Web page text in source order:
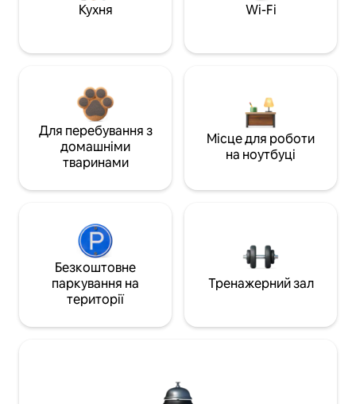
Кухня Wi-Fi
Для перебування з
домашніми
тваринами
Місце для роботи
на ноутбуці
Безкоштовне
паркування на
території
Тренажерний зал